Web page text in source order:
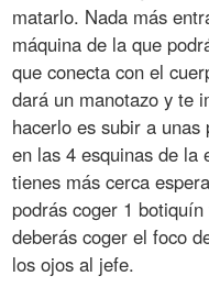
matarlo. Nada más
máquina de la que
que conecta con el
dará un manotazo y te
hacerlo es subir a
en las 4 esquinas de la
tienes más cerca
podrás coger 1
deberás coger el foco
los ojos al jefe.